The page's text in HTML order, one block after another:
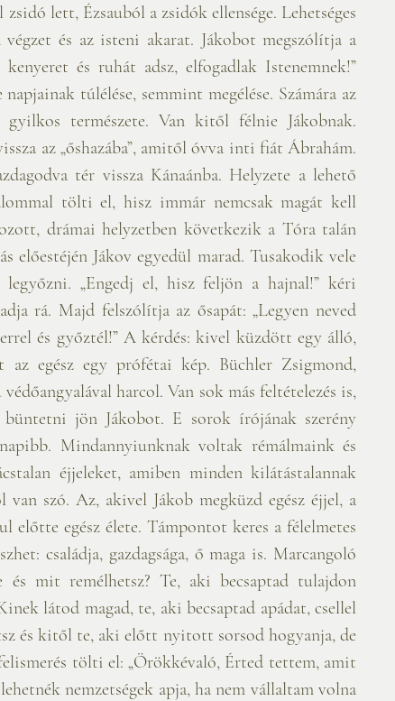
lett, Ézsauból a zsidók ellensége. Lehetséges
végzet és az isteni akarat. Jákobot megszólítja a
és ruhát adsz, elfogadlak Istenemnek!”
túlélése, semmint megélése. Számára az
természete. Van kitől félnie Jákobnak.
az „őshazába”, amitől óvva inti fiát Ábrahám.
tér vissza Kánaánba. Helyzete a lehető
tölti el, hisz immár nemcsak magát kell
drámai helyzetben következik a Tóra talán
előestéjén Jákov egyedül marad. Tusakodik vele
„Engedj el, hisz feljön a hajnal!” kéri
rá. Majd felszólítja az ősapát: „Legyen neved
és győztél!” A kérdés: kivel küzdött egy álló,
az egész egy prófétai kép. Büchler Zsigmond,
harcol. Van sok más feltételezés is,
jön Jákobot. E sorok írójának szerény
Mindannyiunknak voltak rémálmaink és
éjjeleket, amiben minden kilátástalannak
szó. Az, akivel Jákob megküzd egész éjjel, a
előtte egész élete. Támpontot keres a félelmetes
családja, gazdagsága, ő maga is. Marcangoló
mit remélhetsz? Te, aki becsaptad tulajdon
látod magad, te, aki becsaptad apádat, csellel
és kitől te, aki előtt nyitott sorsod hogyanja, de
tölti el: „Örökkévaló, Érted tettem, amit
nemzetségek apja, ha nem vállaltam volna